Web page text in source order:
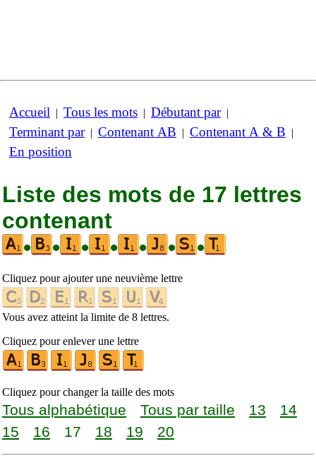
Accueil | Tous les mots | Débutant par|
Terminant par| Contenant AB | Contenant A & B |
En position
Liste des mots de 17 lettres
contenant
•
• • • • • •
Cliquez pour ajouter une neuvième lettre
Vous avez atteint la limite de 8 lettres.
Cliquez pour enlever une lettre
Cliquez pour changer la taille des mots
Tous alphabétique Tous par taille 13
14
15
16 17 18 19 20